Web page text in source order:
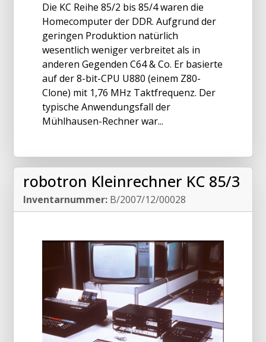
Die KC Reihe 85/2 bis 85/4 waren die
Homecomputer der DDR. Aufgrund der
geringen Produktion natürlich
wesentlich weniger verbreitet als in
anderen Gegenden C64 & Co. Er basierte
auf der 8-bit-CPU U880 (einem Z80-
Clone) mit 1,76 MHz Taktfrequenz. Der
typische Anwendungsfall der
Mühlhausen-Rechner war...
robotron Kleinrechner KC 85/3
Inventarnummer: B/2007/12/00028